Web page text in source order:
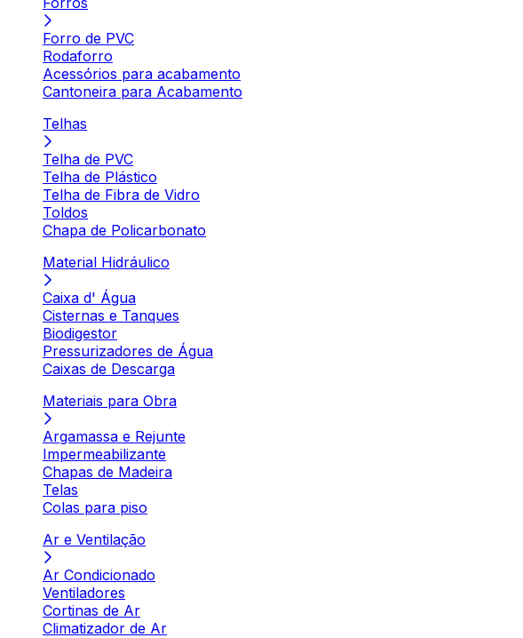
Forro de PVC
Rodaforro
Acessórios para acabamento
Cantoneira para Acabamento
Telhas
Telha de PVC
Telha de Plástico
Telha de Fibra de Vidro
Toldos
Chapa de Policarbonato
Material Hidráulico
Caixa d' Água
Cisternas e Tanques
Biodigestor
Pressurizadores de Água
Caixas de Descarga
Materiais para Obra
Argamassa e Rejunte
Impermeabilizante
Chapas de Madeira
Telas
Colas para piso
Ar e Ventilação
Ar Condicionado
Ventiladores
Cortinas de Ar
Climatizador de Ar